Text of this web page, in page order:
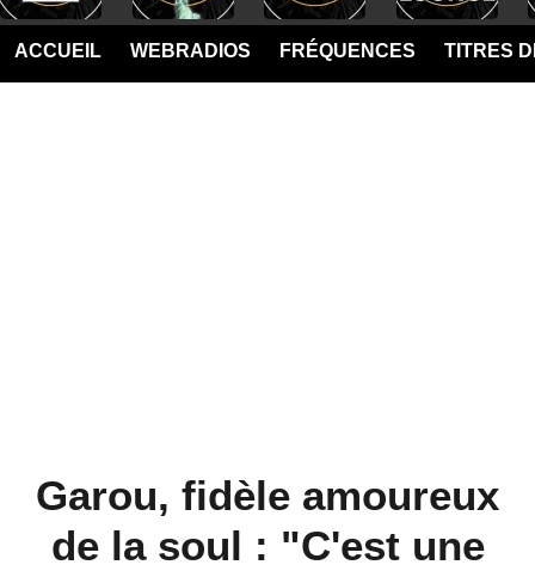
ACCUEIL WEBRADIOS FRÉQUENCES TITRES
Garou, fidèle amoureux
de la soul : "C'est une